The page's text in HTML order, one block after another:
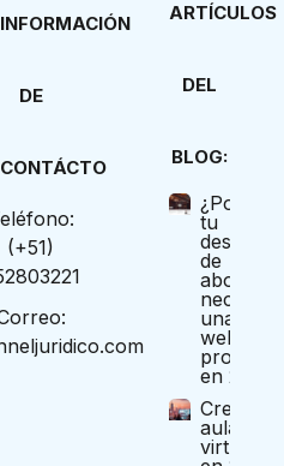
INFORMACIÓN
DE
CONTÁCTO
(+51)
ARTÍCULOS
DEL
BLOG:
¿Por qué
tu
de
necesita
una
web
en 2025?
Crea tu
aula
virtual